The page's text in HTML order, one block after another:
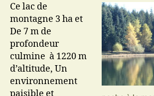
Ce lac de
montagne 3 ha et
De 7 m de
profondeur
culmine à 1220 m
d’altitude, Un
environnement